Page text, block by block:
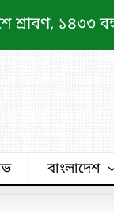
১৪৩৩
বাংলাদেশ